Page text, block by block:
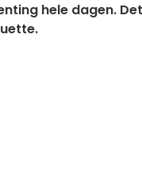
hele dagen.